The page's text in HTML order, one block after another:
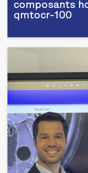
composants
qmtocr-100